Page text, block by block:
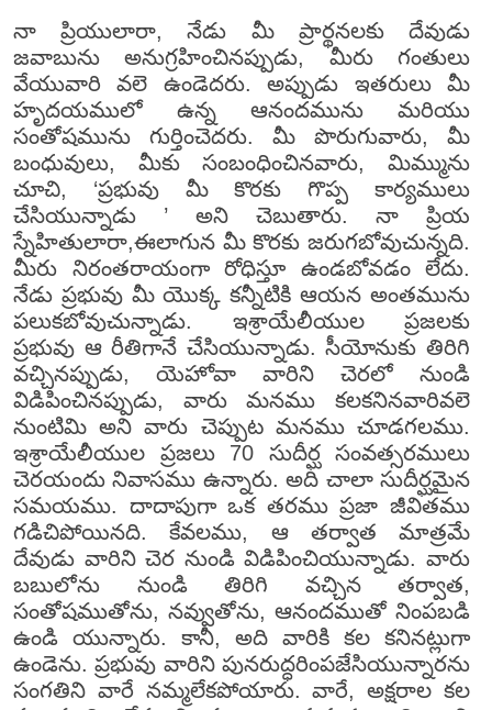
నా ప్రియులారా, నేడు మీ ప్రార్థనలకు దేవుడు
జవాబును అనుగ్రహించినప్పుడు, మీరు గంతులు
వేయువారి వలె ఉండెదరు. అప్పుడు ఇతరులు మీ
హృదయములో ఉన్న ఆనందమును మరియు
సంతోషమును గుర్తించెదరు. మీ పొరుగువారు, మీ
బంధువులు, మీకు సంబంధించినవారు, మిమ్మును
చూచి, ‘ప్రభువు మీ కొరకు గొప్ప కార్యములు
చేసియున్నాడు ’ అని చెబుతారు. నా ప్రియ
స్నేహితులారా,ఈలాగున మీ కొరకు జరుగబోవుచున్నది.
మీరు నిరంతరాయంగా రోధిస్తూ ఉండబోవడం లేదు.
నేడు ప్రభువు మీ యొక్క కన్నీటికి ఆయన అంతమును
పలుకబోవుచున్నాడు. ఇశ్రాయేలీయుల ప్రజలకు
ప్రభువు ఆ రీతిగానే చేసియున్నాడు. సీయోనుకు తిరిగి
వచ్చినప్పుడు, యెహోవా వారిని చెరలో నుండి
విడిపించినప్పుడు, వారు మనము కలకనినవారివలె
నుంటిమి అని వారు చెప్పుట మనము చూడగలము.
ఇశ్రాయేలీయుల ప్రజలు 70 సుదీర్ఘ సంవత్సరములు
చెరయందు నివాసము ఉన్నారు. అది చాలా సుదీర్ఘమైన
సమయము. దాదాపుగా ఒక తరము ప్రజా జీవితము
గడిచిపోయినది. కేవలము, ఆ తర్వాత మాత్రమే
దేవుడు వారిని చెర నుండి విడిపించియున్నాడు. వారు
బబులోను నుండి తిరిగి వచ్చిన తర్వాత,
సంతోషముతోను, నవ్వుతోను, ఆనందముతో నింపబడి
ఉండి యున్నారు. కానీ, అది వారికి కల కనినట్లుగా
ఉండెను. ప్రభువు వారిని పునరుద్ధరింపజేసియున్నారను
సంగతిని వారే నమ్మలేకపోయారు. వారే, అక్షరాల కల